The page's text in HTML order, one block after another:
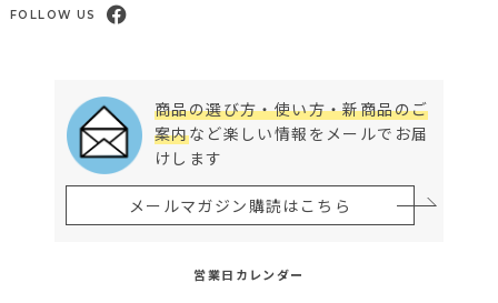
FOLLOW US
商品の選び方・使い方・新商品のご
案内など楽しい情報をメールでお届
けします
メールマガジン購読はこちら
営業日カレンダー